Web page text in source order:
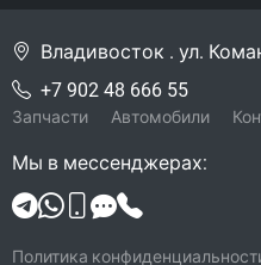
Владивосток . ул.
+7 902 48 666 55
Запчасти Автомобили
Мы в мессенджерах:
Политика